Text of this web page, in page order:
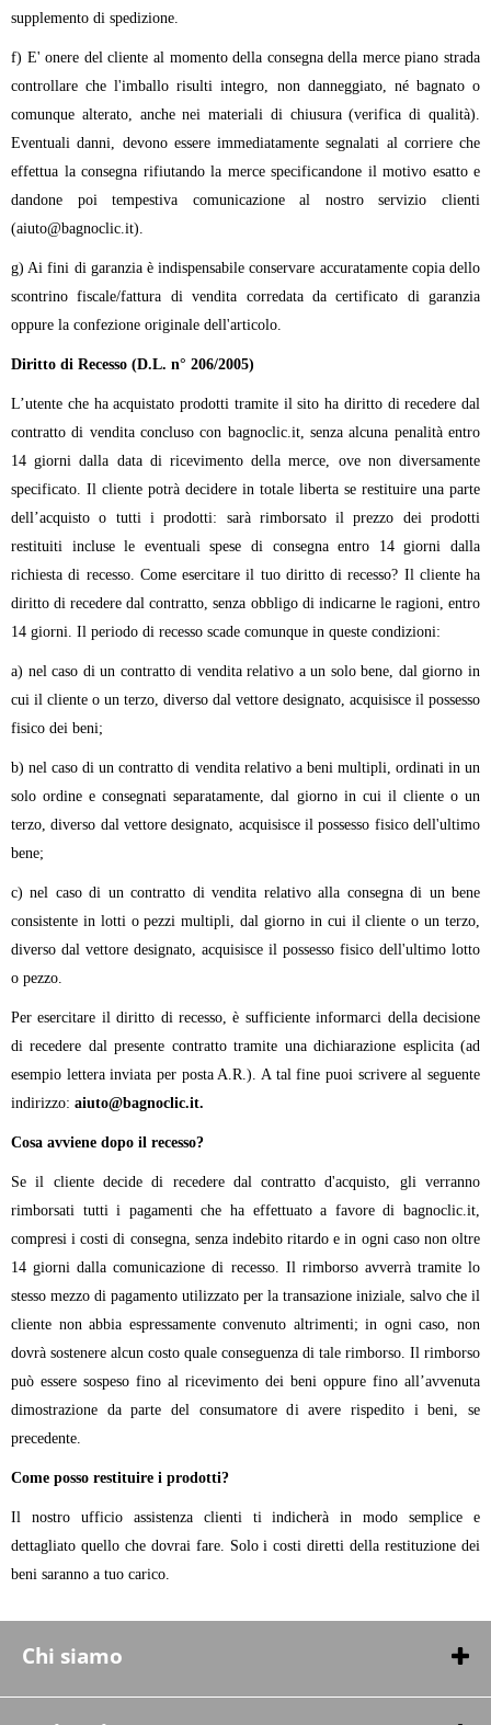
supplemento di spedizione.
f) E' onere del cliente al momento della consegna della merce piano strada
controllare che l'imballo risulti integro, non danneggiato, né bagnato o
comunque alterato, anche nei materiali di chiusura (verifica di qualità).
Eventuali danni, devono essere immediatamente segnalati al corriere che
effettua la consegna rifiutando la merce specificandone il motivo esatto e
dandone poi tempestiva comunicazione al nostro servizio clienti
(aiuto@bagnoclic.it).
g) Ai fini di garanzia è indispensabile conservare accuratamente copia dello
scontrino fiscale/fattura di vendita corredata da certificato di garanzia
oppure la confezione originale dell'articolo.
Diritto di Recesso (D.L. n° 206/2005)
L’utente che ha acquistato prodotti tramite il sito ha diritto di recedere dal
contratto di vendita concluso con bagnoclic.it, senza alcuna penalità entro
14 giorni dalla data di ricevimento della merce, ove non diversamente
specificato. Il cliente potrà decidere in totale liberta se restituire una parte
dell’acquisto o tutti i prodotti: sarà rimborsato il prezzo dei prodotti
restituiti incluse le eventuali spese di consegna entro 14 giorni dalla
richiesta di recesso. Come esercitare il tuo diritto di recesso? Il cliente ha
diritto di recedere dal contratto, senza obbligo di indicarne le ragioni, entro
14 giorni. Il periodo di recesso scade comunque in queste condizioni:
a) nel caso di un contratto di vendita relativo a un solo bene, dal giorno in
cui il cliente o un terzo, diverso dal vettore designato, acquisisce il possesso
fisico dei beni;
b) nel caso di un contratto di vendita relativo a beni multipli, ordinati in un
solo ordine e consegnati separatamente, dal giorno in cui il cliente o un
terzo, diverso dal vettore designato, acquisisce il possesso fisico dell'ultimo
bene;
c) nel caso di un contratto di vendita relativo alla consegna di un bene
consistente in lotti o pezzi multipli, dal giorno in cui il cliente o un terzo,
diverso dal vettore designato, acquisisce il possesso fisico dell'ultimo lotto
o pezzo.
Per esercitare il diritto di recesso, è sufficiente informarci della decisione
di recedere dal presente contratto tramite una dichiarazione esplicita (ad
esempio lettera inviata per posta A.R.). A tal fine puoi scrivere al seguente
indirizzo: aiuto@bagnoclic.it.
Cosa avviene dopo il recesso?
Se il cliente decide di recedere dal contratto d'acquisto, gli verranno
rimborsati tutti i pagamenti che ha effettuato a favore di bagnoclic.it,
compresi i costi di consegna, senza indebito ritardo e in ogni caso non oltre
14 giorni dalla comunicazione di recesso. Il rimborso avverrà tramite lo
stesso mezzo di pagamento utilizzato per la transazione iniziale, salvo che il
cliente non abbia espressamente convenuto altrimenti; in ogni caso, non
dovrà sostenere alcun costo quale conseguenza di tale rimborso. Il rimborso
può essere sospeso fino al ricevimento dei beni oppure fino all’avvenuta
dimostrazione da parte del consumatore di avere rispedito i beni, se
precedente.
Come posso restituire i prodotti?
Il nostro ufficio assistenza clienti ti indicherà in modo semplice e
dettagliato quello che dovrai fare. Solo i costi diretti della restituzione dei
beni saranno a tuo carico.
Chi siamo